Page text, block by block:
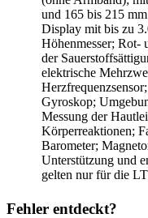
und 165 bis 215
Display mit bis zu
Höhenmesser; Rot-
der
elektrische
Gyroskop;
Messung der
Körperreaktionen;
Barometer;
Unterstützung und
gelten nur für die
Fehler entdeckt?